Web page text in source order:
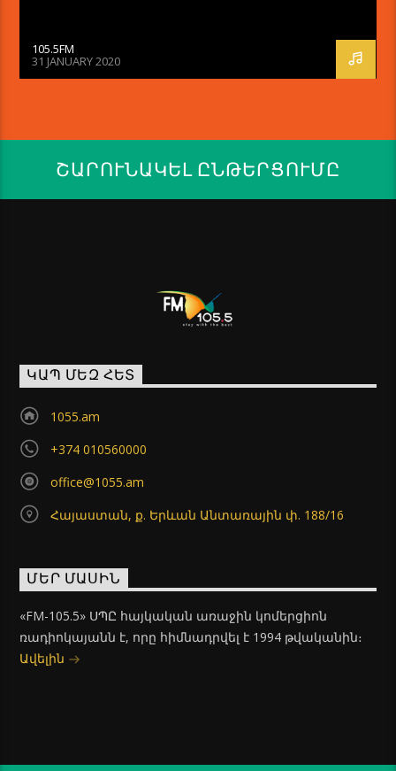
105.5FM
31 JANUARY 2020
ՇԱՐՈՒՆԱԿԵԼ ԸՆԹԵՐՑՈՒՄԸ
ԿԱՊ ՄԵԶ ՀԵՏ
1055.am
+374 010560000
office@1055.am
Հայաստան, ք. Երևան Անտառային փ. 188/16
ՄԵՐ ՄԱՍԻՆ
«FM-105.5» ՍՊԸ հայկական առաջին կոմերցիոն
ռադիոկայանն է, որը հիմնադրվել է 1994 թվականին։
Ավելին